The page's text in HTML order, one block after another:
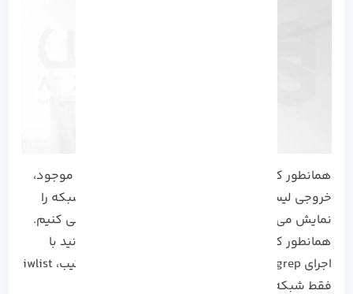
همانطور که می بینید، بسته به تعداد شبکه های موجود،
خروجی لیست طولانی از داده های مربوط به هر شبکه را
نمایش می دهد، اما ما فقط بر روی ESSID تمرکز می کنیم.
همانطور که در زیر نشان داده شده است، می توانید با
اجرای grep خروجی بهتری دریافت کنید. به این ترتیب، iwlist
فقط شبکه های ESSID را چاپ می کند: